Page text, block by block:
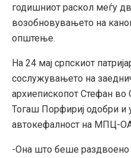
годишниот раскол меѓу
возобновувањето на
општење.
На 24 мај српскиот
сослужувањето на
aрхиепископот Стефан во
Тогаш Порфириј одобри и
автокефалност на МПЦ-
-Она што беше раздвоено